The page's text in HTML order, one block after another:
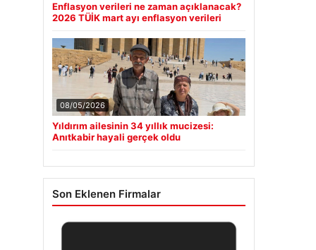
Enflasyon verileri ne zaman açıklanacak?
2026 TÜİK mart ayı enflasyon verileri
08/05/2026
Yıldırım ailesinin 34 yıllık mucizesi:
Anıtkabir hayali gerçek oldu
Son Eklenen Firmalar